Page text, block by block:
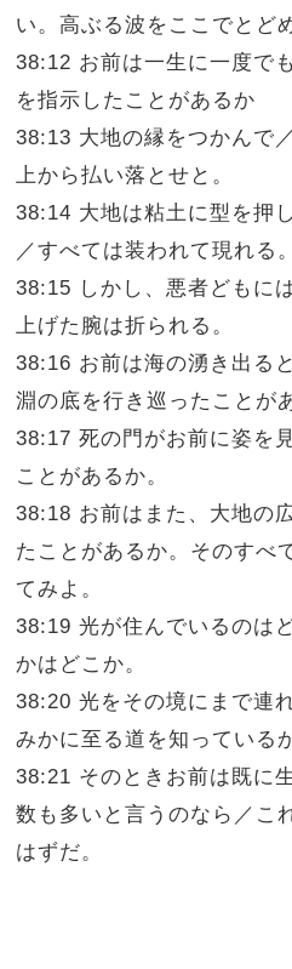
い。高ぶる波をここでとど
38:12 お前は一生に一度で
を指示したことがあるか
38:13 大地の縁をつかんで
上から払い落とせと。
38:14 大地は粘土に型を押
／すべては装われて現れる。
38:15 しかし、悪者どもに
上げた腕は折られる。
38:16 お前は海の湧き出る
淵の底を行き巡ったことが
38:17 死の門がお前に姿を
ことがあるか。
38:18 お前はまた、大地の
たことがあるか。そのすべ
てみよ。
38:19 光が住んでいるのは
かはどこか。
38:20 光をその境にまで連
みかに至る道を知っている
38:21 そのときお前は既に
数も多いと言うのなら／こ
はずだ。